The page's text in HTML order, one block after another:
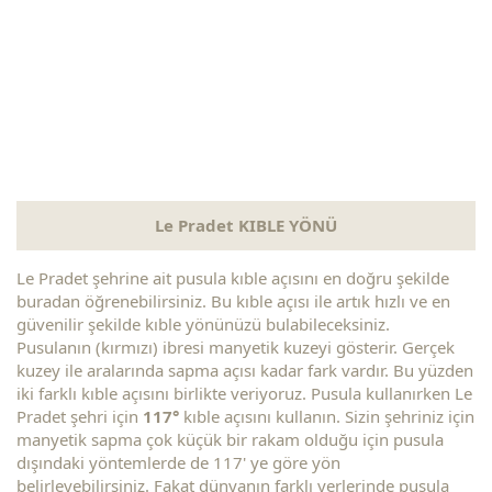
Le Pradet KIBLE YÖNÜ
Le Pradet şehrine ait pusula kıble açısını en doğru şekilde
buradan öğrenebilirsiniz. Bu kıble açısı ile artık hızlı ve en
güvenilir şekilde kıble yönünüzü bulabileceksiniz.
Pusulanın (kırmızı) ibresi manyetik kuzeyi gösterir. Gerçek
kuzey ile aralarında sapma açısı kadar fark vardır. Bu yüzden
iki farklı kıble açısını birlikte veriyoruz. Pusula kullanırken Le
Pradet şehri için 117° kıble açısını kullanın. Sizin şehriniz için
manyetik sapma çok küçük bir rakam olduğu için pusula
dışındaki yöntemlerde de 117' ye göre yön
belirleyebilirsiniz. Fakat dünyanın farklı yerlerinde pusula